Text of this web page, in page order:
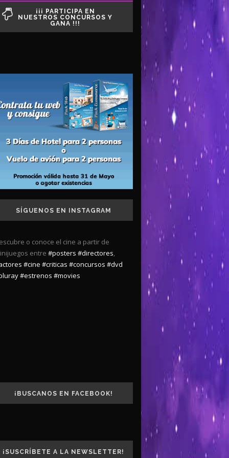
¡¡¡ PARTICIPA EN
NUESTROS CONCURSOS Y
GANA !!!
SÍGUENOS EN INSTAGRAM
o conoce el cine a partir de
entre #posters #directores,
#cine #criticas #concursos #dvd
#estrenos #movies
¡BUSCANOS EN FACEBOOK!
¡SUSCRÍBETE A LA NEWSLETTER!